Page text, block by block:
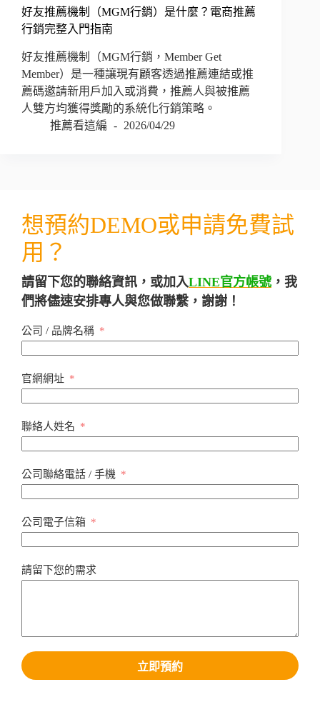
好友推薦機制（MGM行銷）是什麼？電商推薦
行銷完整入門指南
好友推薦機制（MGM行銷，Member Get
Member）是一種讓現有顧客透過推薦連結或推
薦碼邀請新用戶加入或消費，推薦人與被推薦
人雙方均獲得獎勵的系統化行銷策略。
推薦看這編
2026/04/29
想預約DEMO或申請免費試
用？
請留下您的聯絡資訊，或加入LINE官方帳號，我
們將儘速安排專人與您做聯繫，謝謝！
公司 / 品牌名稱
官網網址
聯絡人姓名
公司聯絡電話 / 手機
公司電子信箱
請留下您的需求
立即預約